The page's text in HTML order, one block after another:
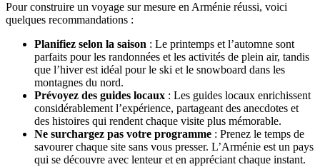
Pour construire un voyage sur mesure en Arménie réussi, voici
quelques recommandations :
Planifiez selon la saison : Le printemps et l’automne sont
parfaits pour les randonnées et les activités de plein air, tandis
que l’hiver est idéal pour le ski et le snowboard dans les
montagnes du nord.
Prévoyez des guides locaux : Les guides locaux enrichissent
considérablement l’expérience, partageant des anecdotes et
des histoires qui rendent chaque visite plus mémorable.
Ne surchargez pas votre programme : Prenez le temps de
savourer chaque site sans vous presser. L’Arménie est un pays
qui se découvre avec lenteur et en appréciant chaque instant.